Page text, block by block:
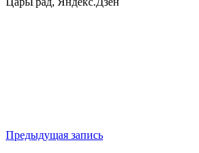
Навигация
Предыдущая запись